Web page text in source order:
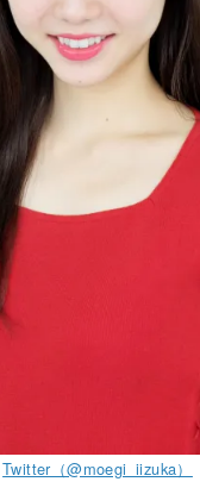
Twitter（@moegi_iizuka）